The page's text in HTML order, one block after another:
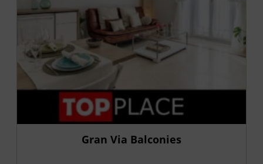
Gran Via Balconies